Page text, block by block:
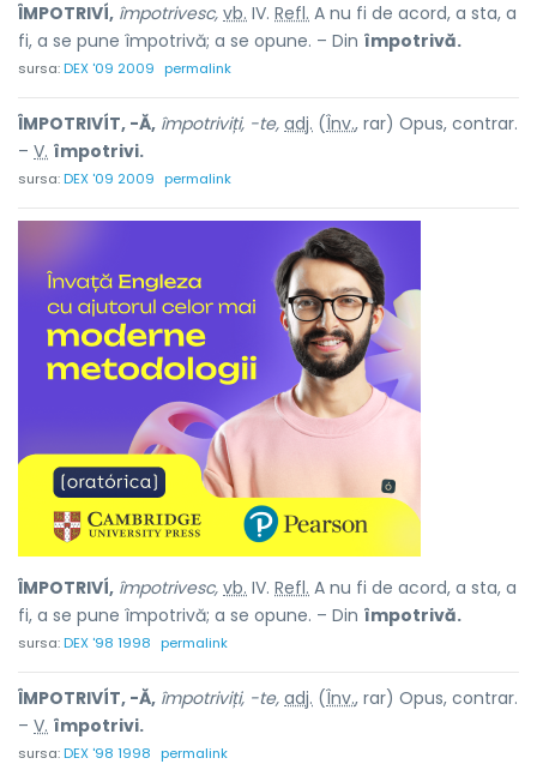
ÎMPOTRIVÍ, împotrivesc, vb. IV. Refl. A nu fi de acord, a sta, a
fi, a se pune împotrivă; a se opune. – Din împotrivă.
sursa:DEX '09 2009 permalink
ÎMPOTRIVÍT, -Ă, împotriviți, -te, adj. (Înv., rar) Opus, contrar.
– V. împotrivi.
sursa:DEX '09 2009 permalink
ÎMPOTRIVÍ, împotrivesc, vb. IV. Refl. A nu fi de acord, a sta, a
fi, a se pune împotrivă; a se opune. – Din împotrivă.
sursa:DEX '98 1998 permalink
ÎMPOTRIVÍT, -Ă, împotriviți, -te, adj. (Înv., rar) Opus, contrar.
– V. împotrivi.
sursa:DEX '98 1998 permalink